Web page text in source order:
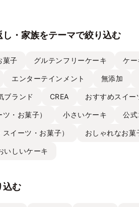
・家族をテーマで絞り込む
菓子 グルテンフリーケーキ ケ
エンターテインメント 無添加
ブランド CREA おすすめスイー
・お菓子） 小さいケーキ 公
イーツ・お菓子） おしゃれなお菓
いしいケーキ
込む